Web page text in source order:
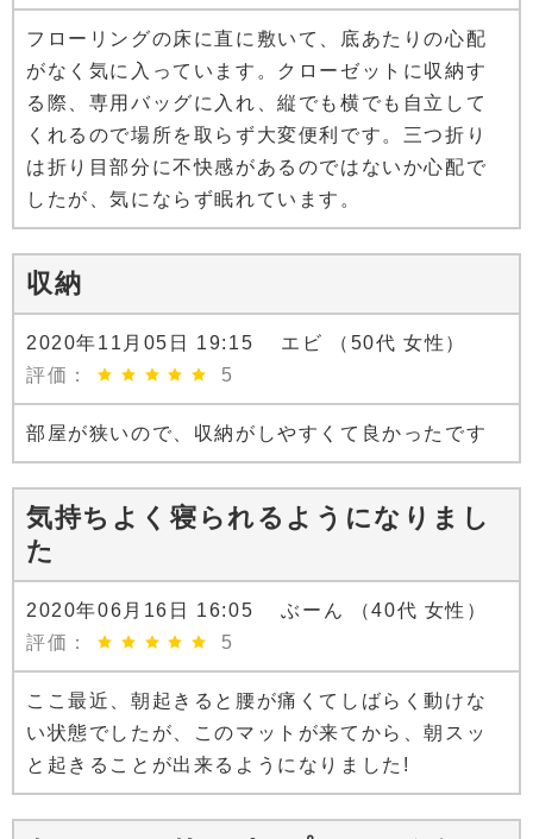
フローリングの床に直に敷いて、底あたりの心配
がなく気に入っています。クローゼットに収納す
る際、専用バッグに入れ、縦でも横でも自立して
くれるので場所を取らず大変便利です。三つ折り
は折り目部分に不快感があるのではないか心配で
したが、気にならず眠れています。
収納
2020年11月05日 19:15 エビ （50代 女性）
評価：
5
部屋が狭いので、収納がしやすくて良かったです
気持ちよく寝られるようになりまし
た
2020年06月16日 16:05 ぶーん （40代 女性）
評価：
5
ここ最近、朝起きると腰が痛くてしばらく動けな
い状態でしたが、このマットが来てから、朝スッ
と起きることが出来るようになりました!